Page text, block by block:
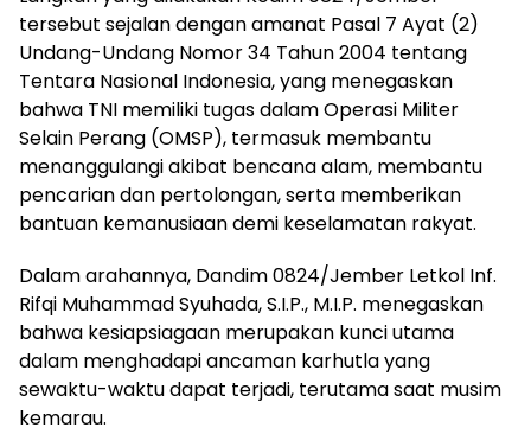
tersebut sejalan dengan amanat Pasal 7 Ayat (2)
Undang-Undang Nomor 34 Tahun 2004 tentang
Tentara Nasional Indonesia, yang menegaskan
bahwa TNI memiliki tugas dalam Operasi Militer
Selain Perang (OMSP), termasuk membantu
menanggulangi akibat bencana alam, membantu
pencarian dan pertolongan, serta memberikan
bantuan kemanusiaan demi keselamatan rakyat.
Dalam arahannya, Dandim 0824/Jember Letkol Inf.
Rifqi Muhammad Syuhada, S.I.P., M.I.P. menegaskan
bahwa kesiapsiagaan merupakan kunci utama
dalam menghadapi ancaman karhutla yang
sewaktu-waktu dapat terjadi, terutama saat musim
kemarau.